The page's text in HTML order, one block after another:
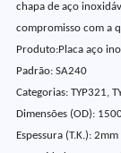
chapa de aço
compromisso com a
Produto:Placa aço
Padrão: SA240
Categorias: TYP321,
Dimensões (OD):
Espessura (T.K.): 2mm